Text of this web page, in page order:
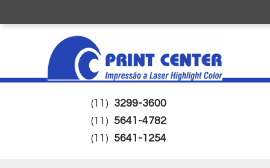
(11) 3299-3600
(11) 5641-4782
(11) 5641-1254